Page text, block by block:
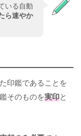
いる自動
ら速やか
印鑑であることを
そのものを実印と